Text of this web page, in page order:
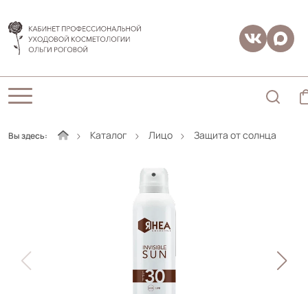
Вы здесь: Каталог Лицо Защита от солнца